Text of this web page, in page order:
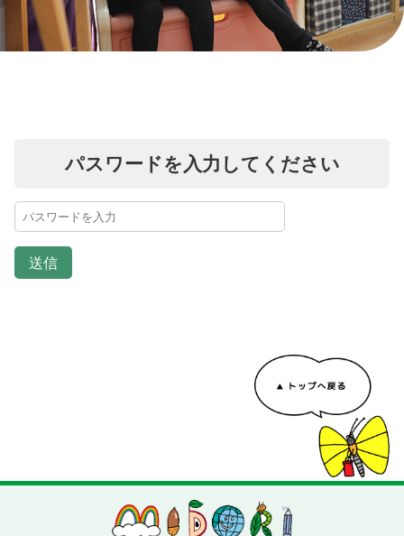
パスワードを入力してください
送信